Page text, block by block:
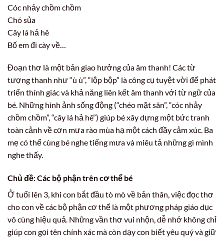
Cóc nhảy chồm chồm
Chó sủa
Cây lá hả hê
Bố em đi cày về…
Đoạn thơ là một bản giao hưởng của âm thanh! Các từ
tượng thanh như “ù ù”, “lộp bộp” là công cụ tuyệt vời để phát
triển thính giác và khả năng liên kết âm thanh với từ ngữ của
bé. Những hình ảnh sống động (“chéo mặt sân”, “cóc nhảy
chồm chồm”, “cây lá hả hê”) giúp bé xây dựng một bức tranh
toàn cảnh về cơn mưa rào mùa hạ một cách đầy cảm xúc. Ba
mẹ có thể cùng bé nghe tiếng mưa và miêu tả những gì mình
nghe thấy.
Chủ đề: Các bộ phận trên cơ thể bé
Ở tuổi lên 3, khi con bắt đầu tò mò về bản thân, việc đọc thơ
cho con về các bộ phận cơ thể là một phương pháp giáo dục
vô cùng hiệu quả. Những vần thơ vui nhộn, dễ nhớ không chỉ
giúp con gọi tên chính xác mà còn dạy con biết yêu quý và giữ